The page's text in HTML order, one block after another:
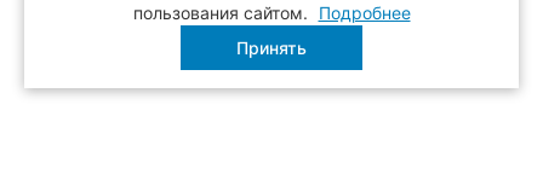
пользования сайтом.
Подробнее
Принять